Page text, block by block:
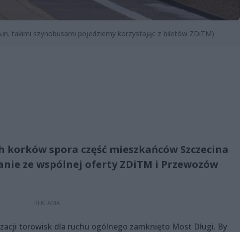
takimi szynobusami pojedziemy korzystając z biletów ZDiTM)
korków spora część mieszkańców Szczecina
ze wspólnej oferty ZDiTM i Przewozów
torowisk dla ruchu ogólnego zamknięto Most Długi. By